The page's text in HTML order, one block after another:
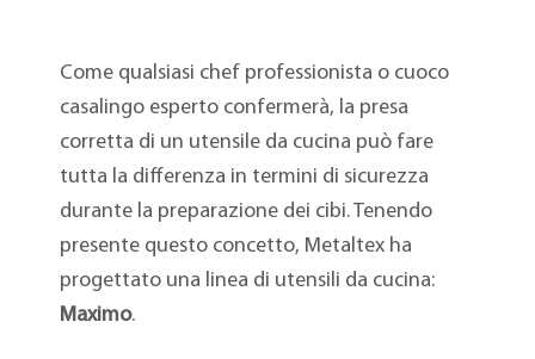
Come qualsiasi chef professionista o cuoco
casalingo esperto confermerà, la presa
corretta di un utensile da cucina può fare
tutta la differenza in termini di sicurezza
durante la preparazione dei cibi. Tenendo
presente questo concetto, Metaltex ha
progettato una linea di utensili da cucina:
Maximo.